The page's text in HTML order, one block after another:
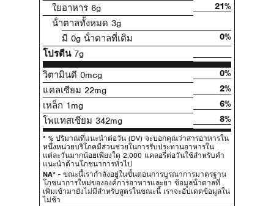
ใยอาหาร 6g
21%
น้ําตาลทั้งหมด 3g
มี 0g น้ําตาลที่เติม
0%
โปรตีน7g
วิตามินดี 0mcg
0%
แคลเซียม 22mg
2%
เหล็ก 1mg
6%
โพแทสเซียม 342mg
8%
* % ปริมาณที่แนะนําต่อวัน (DV) จะบอกคุณว่าสารอาหารใน
หนึ่งหน่วยบริโภคมีส่วนช่วยในการรับประทานอาหารใน
แต่ละวันมากน้อยเพียงใด 2,000 แคลอรี่ต่อวันใช้สําหรับคํา
แนะนําด้านโภชนาการทั่วไป
NA* - ขณะนี้เรากําลังอยู่ในขั้นตอนการบูรณาการมาตรฐาน
โภชนาการใหม่ขององค์การอาหารและยา ข้อมูลน้ําตาลที่
เพิ่มเข้ามายังไม่มีสําหรับสูตรในขณะนี้ เราจะอัปเดตข้อมูลใน
ไม่ช้า